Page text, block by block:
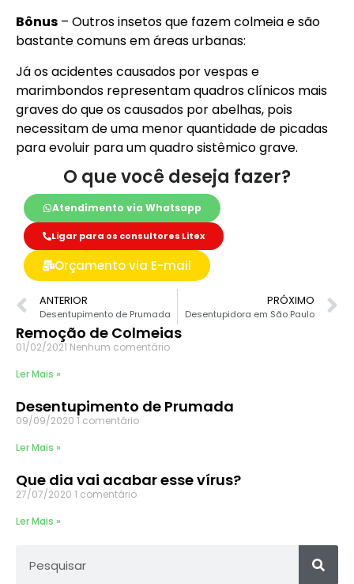
Bônus – Outros insetos que fazem colmeia e são
bastante comuns em áreas urbanas:
Já os acidentes causados por vespas e
marimbondos representam quadros clínicos mais
graves do que os causados por abelhas, pois
necessitam de uma menor quantidade de picadas
para evoluir para um quadro sistêmico grave.
O que você deseja fazer?
Atendimento via Whatsapp
Ligar para os consultores Litex
Orçamento via E-mail
ANTERIOR
Desentupimento de Prumada
PRÓXIMO
Desentupidora em São Paulo
Remoção de Colmeias
01/02/2021 Nenhum comentário
Ler Mais »
Desentupimento de Prumada
09/09/2020 1 comentário
Ler Mais »
Que dia vai acabar esse vírus?
27/07/2020 1 comentário
Ler Mais »